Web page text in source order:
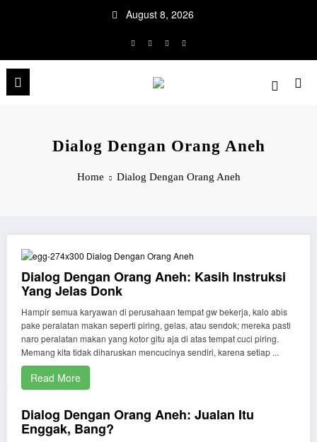
August 8, 2026
Dialog Dengan Orang Aneh
Home Dialog Dengan Orang Aneh
Dialog Dengan Orang Aneh: Kasih Instruksi
Yang Jelas Donk
Hampir semua karyawan di perusahaan tempat gw bekerja, kalo abis
pake peralatan makan seperti piring, gelas, atau sendok; mereka pasti
naro peralatan makan yang kotor gitu aja di atas tempat cuci piring.
Memang kita tidak diharuskan mencucinya sendiri, karena setiap ...
Read More
Dialog Dengan Orang Aneh: Jualan Itu
Enggak, Bang?